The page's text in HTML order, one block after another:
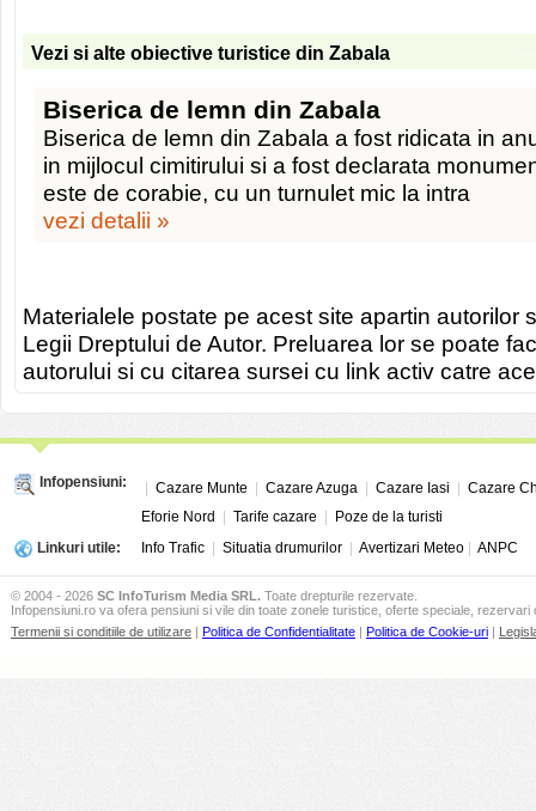
Vezi si alte obiective turistice din Zabala
Biserica de lemn din Zabala
Biserica de lemn din Zabala a fost ridicata in
in mijlocul cimitirului si a fost declarata
este de corabie, cu un turnulet mic la intra
vezi detalii »
Materialele postate pe acest site apartin autorilor
Legii Dreptului de Autor. Preluarea lor se poate
autorului si cu citarea sursei cu link activ catre
Infopensiuni: Cazare Munte Cazare Azuga Cazare Iasi
Cazare
Eforie Nord
Tarife cazare
Poze de la turisti
Linkuri utile:
Info Trafic Situatia drumurilor Avertizari Meteo ANPC
© 2004 - 2026 SC InfoTurism Media SRL. Toate drepturile rezervate.
Infopensiuni.ro va ofera pensiuni si vile din toate zonele turistice, oferte speciale, rezervari
Termenii si conditiile de utilizare | Politica de Confidentialitate | Politica de Cookie-uri |